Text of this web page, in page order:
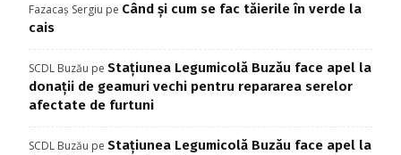
Fazacaș Sergiu pe Când și cum se fac tăierile în verde la
cais
SCDL Buzău pe Stațiunea Legumicolă Buzău face apel la
donații de geamuri vechi pentru repararea serelor
afectate de furtuni
SCDL Buzău pe Stațiunea Legumicolă Buzău face apel la